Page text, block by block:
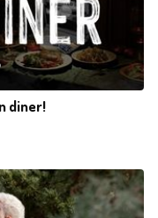
diner!